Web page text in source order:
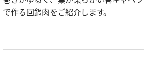
で作る回鍋肉をご紹介します。